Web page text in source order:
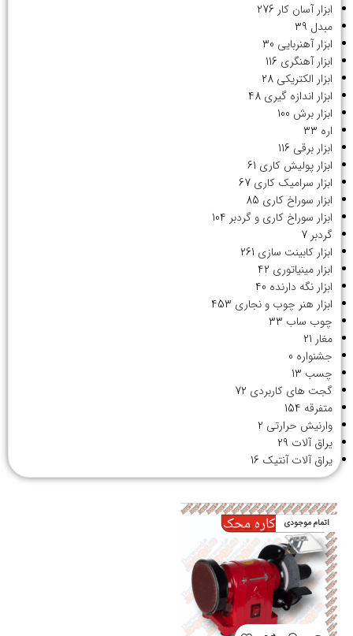
ابزار آسان کار 276
مبدل 39
ابزار آهنربایی 30
ابزار آهنگری 116
ابزار الکتریکی 28
ابزار اندازه گیری 48
ابزار برش 100
اره 33
ابزار برقی 116
ابزار پولیش کاری 61
ابزار سرامیک کاری 67
ابزار سوراخ کاری 85
ابزار سوراخ کاری و گردبر 104
گردبر 7
ابزار کابینت سازی 261
ابزار مینیاتوری 42
ابزار نگه دارنده 40
ابزار هنر چوب و نجاری 453
چوب ساب 33
مغار 21
جشنواره 0
چسب 13
گجت های کاربردی 72
متفرقه 154
وارنیش حرارتی 2
یراق آلات 29
یراق آلات آنتیک 16
اتمام موجودی